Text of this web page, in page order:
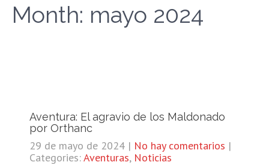
Month: mayo 2024
Aventura: El agravio de los Maldonado
por Orthanc
29 de mayo de 2024 | No hay comentarios |
Categories:Aventuras, Noticias